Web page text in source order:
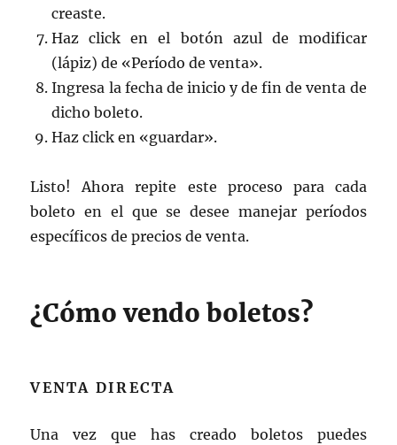
creaste.
Haz click en el botón azul de modificar
(lápiz) de «Período de venta».
Ingresa la fecha de inicio y de fin de venta de
dicho boleto.
Haz click en «guardar».
Listo! Ahora repite este proceso para cada
boleto en el que se desee manejar períodos
específicos de precios de venta.
¿Cómo vendo boletos?
VENTA DIRECTA
Una vez que has creado boletos puedes